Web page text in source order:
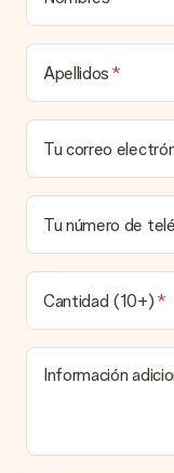
Tiempo de
costos de envío.
¿Puedo elegir una
Elegir la fecha
personalizado y
confirmación con
que el pedido haya
transportes la
¿Cuál es el tiempo
obsequio?
El tiempo de
producto del regalo.
¿Cómo puedo
Apellidos
Tu correo
Tu número de
Cantidad (10+)
Información